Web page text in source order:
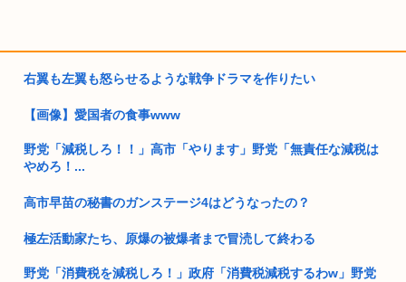
右翼も左翼も怒らせるような戦争ドラマを作りたい
【画像】愛国者の食事www
野党「減税しろ！！」高市「やります」野党「無責任な減税は
やめろ！...
高市早苗の秘書のガンステージ4はどうなったの？
極左活動家たち、原爆の被爆者まで冒涜して終わる
野党「消費税を減税しろ！」政府「消費税減税するわw」野党